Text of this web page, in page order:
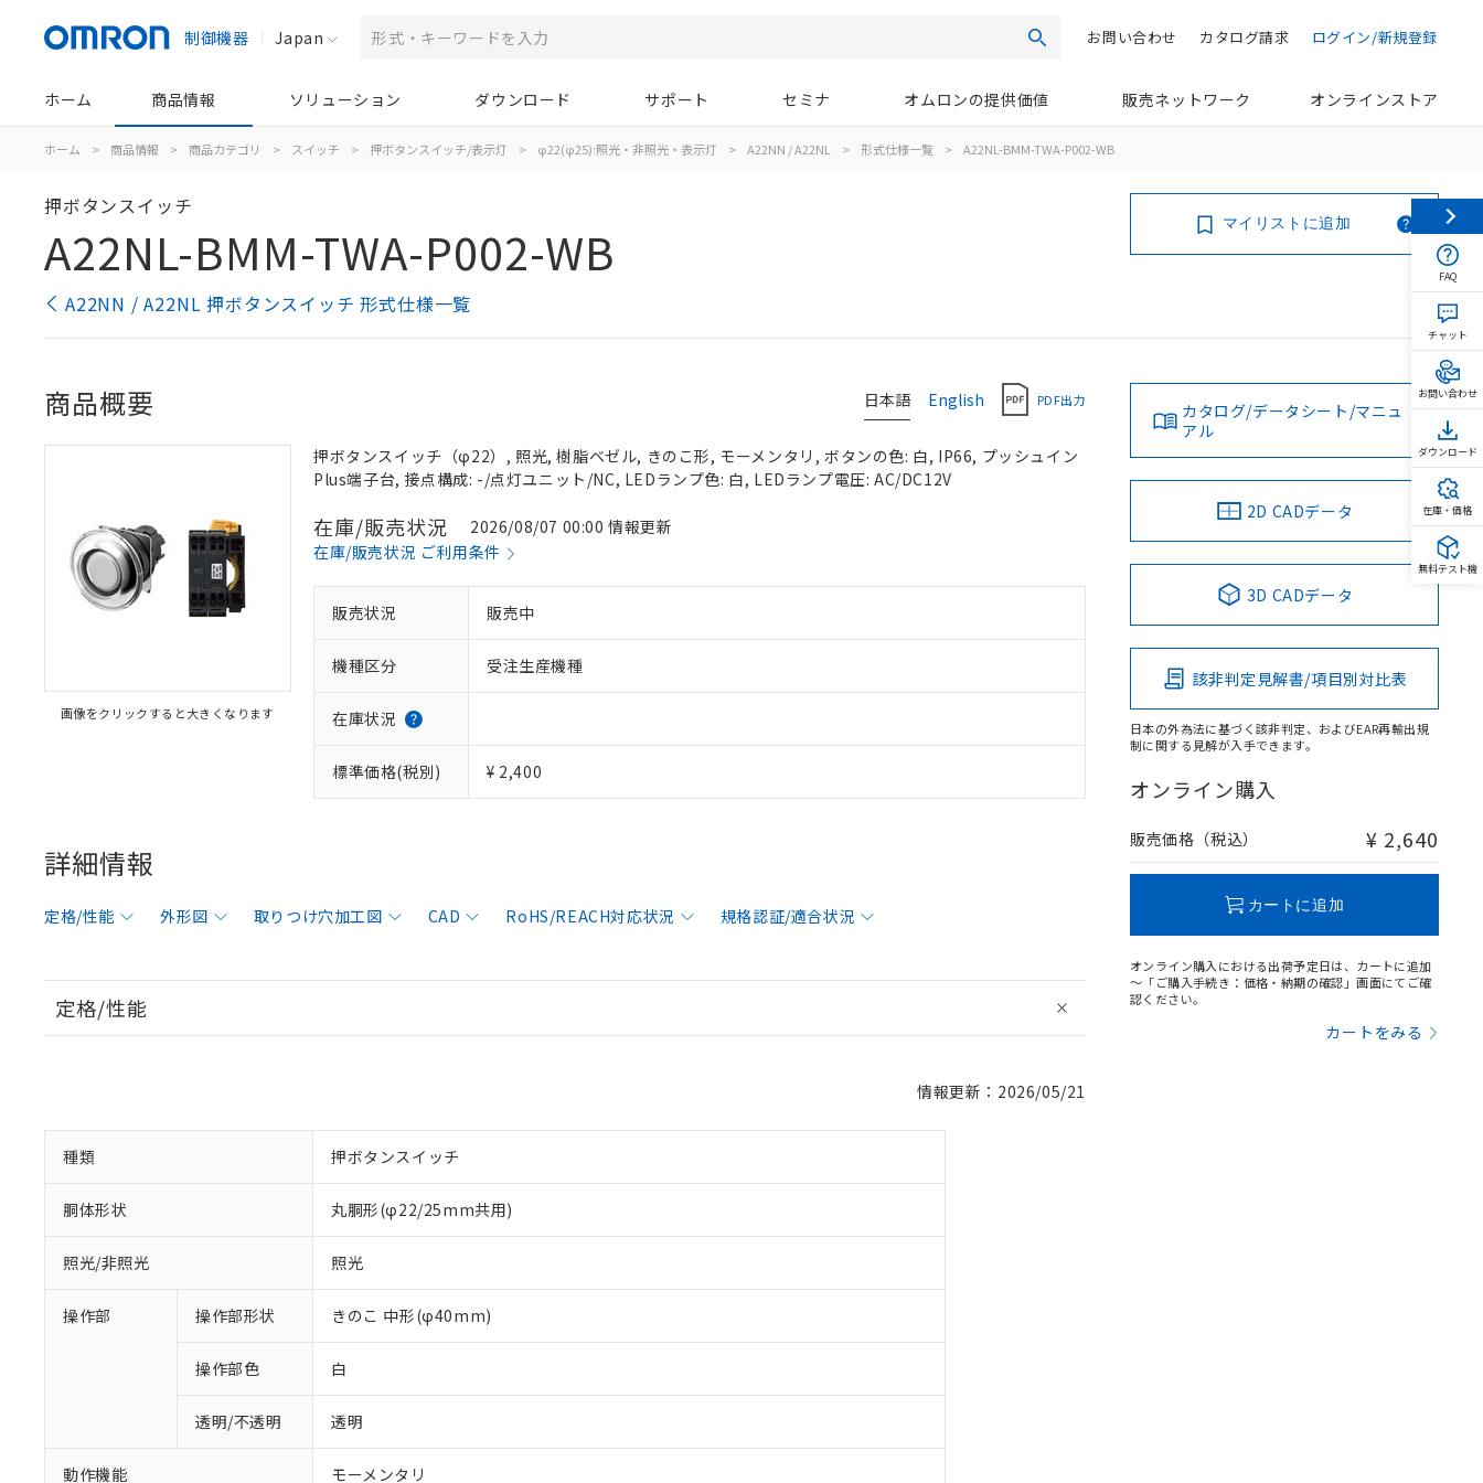
制御機器 Japan 検索 ログイン/新規登録
カタログ請求
お問い合わせ
ホーム 商品情報 ソリューション ダウンロード サポート セミナ オムロンの提供価値 販売ネットワーク オンラインストア
ホーム > 商品情報 > 商品カテゴリ > スイッチ > 押ボタンスイッチ/表示灯 > φ22(φ25):照光・非照光・表示灯 > A22NN / A22NL > 形式仕様一覧 > A22NL-BMM-TWA-P002-WB
押ボタンスイッチ
A22NL-BMM-TWA-P002-WB
A22NN / A22NL 押ボタンスイッチ 形式仕様一覧
マイリストに追加
日本語 English PDF出力
商品概要
画像をクリックすると大きくなります
押ボタンスイッチ（φ22）, 照光, 樹脂ベゼル, きのこ形, モーメンタリ, ボタンの色: 白, IP66, プッシュイン
Plus端子台, 接点構成: -/点灯ユニット/NC, LEDランプ色: 白, LEDランプ電圧: AC/DC12V
在庫/販売状況
2026/08/07 00:00 情報更新
在庫/販売状況 ご利用条件
販売状況 販売中
機種区分 受注生産機種
在庫状況
標準価格(税別) ¥ 2,400
詳細情報
定格/性能 外形図 取りつけ穴加工図 CAD RoHS/REACH対応状況 規格認証/適合状況
定格/性能
情報更新：2026/05/21
種類 押ボタンスイッチ
胴体形状 丸胴形(φ22/25mm共用)
照光/非照光 照光
操作部 操作部形状 きのこ 中形(φ40mm)
操作部色 白
透明/不透明 透明
動作機能 モーメンタリ
カタログ/データシート/マニュ
アル
2D CADデータ
3D CADデータ
該非判定見解書/項目別対比表
日本の外為法に基づく該非判定、およびEAR再輸出規
制に関する見解が入手できます。
オンライン購入
販売価格（税込） ¥ 2,640
カートに追加
オンライン購入における出荷予定日は、カートに追加
～「ご購入手続き：価格・納期の確認」画面にてご確
認ください。
カートをみる
FAQ
チャット
お問い合わせ
ダウンロード
在庫・価格
無料テスト機